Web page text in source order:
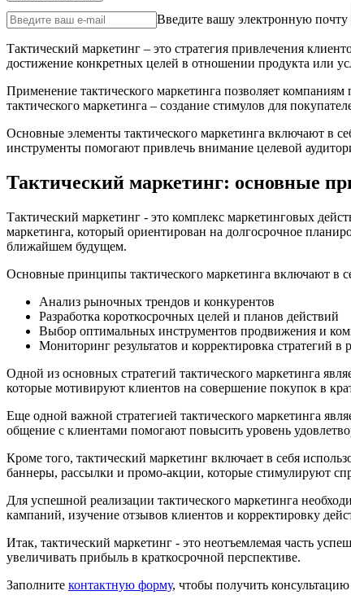
Введите вашу электронную почту
Тактический маркетинг – это стратегия привлечения
достижение конкретных целей в отношении продукта или
Применение тактического маркетинга позволяет
тактического маркетинга – создание стимулов для
Основные элементы тактического маркетинга включают в
инструменты помогают привлечь внимание целевой
Тактический маркетинг: основные
Тактический маркетинг - это комплекс маркетинговых
маркетинга, который ориентирован на долгосрочное
ближайшем будущем.
Основные принципы тактического маркетинга включают в
Анализ рыночных трендов и конкурентов
Разработка короткосрочных целей и планов действий
Выбор оптимальных инструментов продвижения и
Мониторинг результатов и корректировка стратегий в
Одной из основных стратегий тактического маркетинга
которые мотивируют клиентов на совершение покупок в
Еще одной важной стратегией тактического маркетинга
общение с клиентами помогают повысить уровень
Кроме того, тактический маркетинг включает в себя
баннеры, рассылки и промо-акции, которые стимулируют
Для успешной реализации тактического маркетинга
кампаний, изучение отзывов клиентов и корректировку
Итак, тактический маркетинг - это неотъемлемая часть
увеличивать прибыль в краткосрочной перспективе.
Заполните контактную форму, чтобы получить